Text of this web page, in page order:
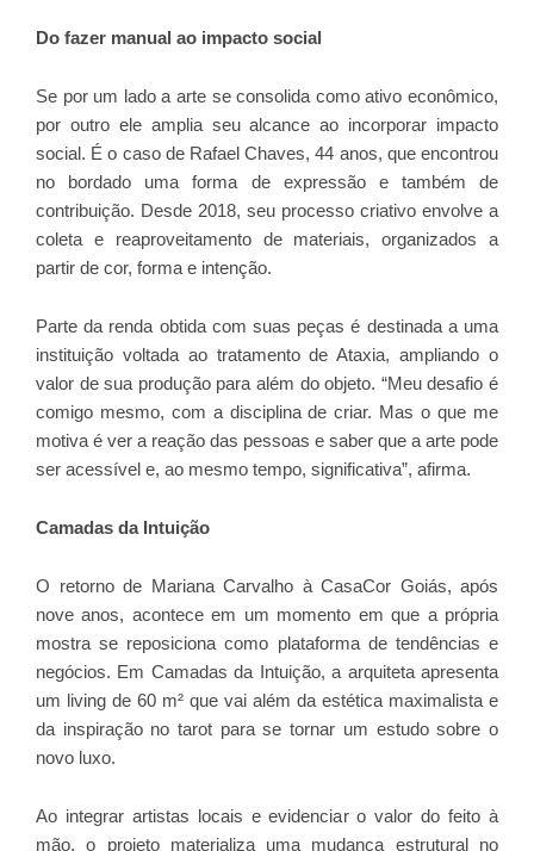
Do fazer manual ao impacto social
Se por um lado a arte se consolida como ativo econômico,
por outro ele amplia seu alcance ao incorporar impacto
social. É o caso de Rafael Chaves, 44 anos, que encontrou
no bordado uma forma de expressão e também de
contribuição. Desde 2018, seu processo criativo envolve a
coleta e reaproveitamento de materiais, organizados a
partir de cor, forma e intenção.
Parte da renda obtida com suas peças é destinada a uma
instituição voltada ao tratamento de Ataxia, ampliando o
valor de sua produção para além do objeto. “Meu desafio é
comigo mesmo, com a disciplina de criar. Mas o que me
motiva é ver a reação das pessoas e saber que a arte pode
ser acessível e, ao mesmo tempo, significativa”, afirma.
Camadas da Intuição
O retorno de Mariana Carvalho à CasaCor Goiás, após
nove anos, acontece em um momento em que a própria
mostra se reposiciona como plataforma de tendências e
negócios. Em Camadas da Intuição, a arquiteta apresenta
um living de 60 m² que vai além da estética maximalista e
da inspiração no tarot para se tornar um estudo sobre o
novo luxo.
Ao integrar artistas locais e evidenciar o valor do feito à
mão, o projeto materializa uma mudança estrutural no